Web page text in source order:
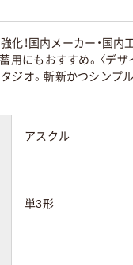
化！国内メーカー・国
にもおすすめ。〈デ
オ。斬新かつシンプル
アスクル
単3形